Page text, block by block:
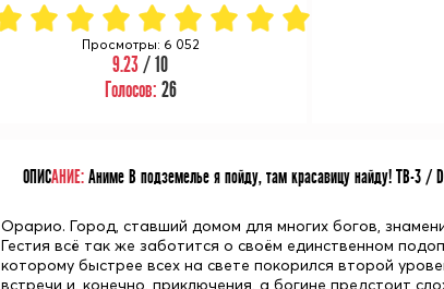
Просмотры: 6 052
9.23/ 10
Голосов: 26
ОПИСАНИЕ:Аниме В подземелье я пойду, там красавицу найду! ТВ-3 /
Орарио. Город, ставший домом для многих богов,
Гестия всё так же заботится о своём единственном
которому быстрее всех на свете покорился второй
встречи и, конечно, приключения, а богине предстоит